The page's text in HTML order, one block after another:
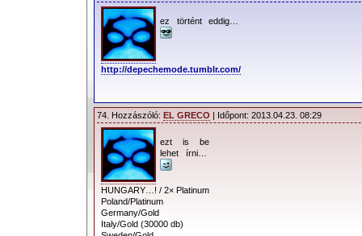
ez történt eddig…
http://depechemode.tumblr.com/
74. Hozzászóló: EL GRECO | Időpont: 2013.04.23. 08:29
ezt is be
lehet írni…
HUNGARY…! / 2× Platinum
Poland/Platinum
Germany/Gold
Italy/Gold (30000 db)